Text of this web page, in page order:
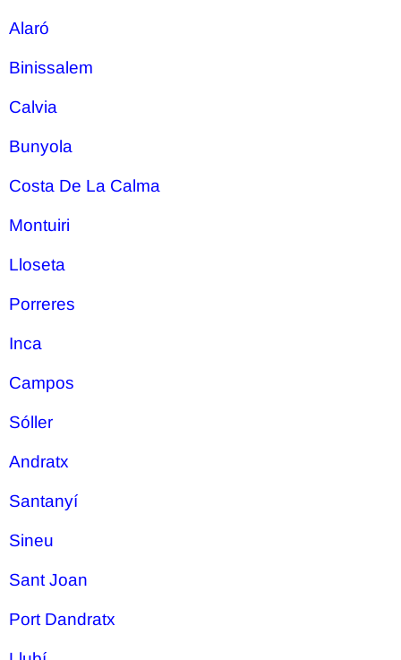
Alaró
Binissalem
Calvia
Bunyola
Costa De La Calma
Montuiri
Lloseta
Porreres
Inca
Campos
Sóller
Andratx
Santanyí
Sineu
Sant Joan
Port Dandratx